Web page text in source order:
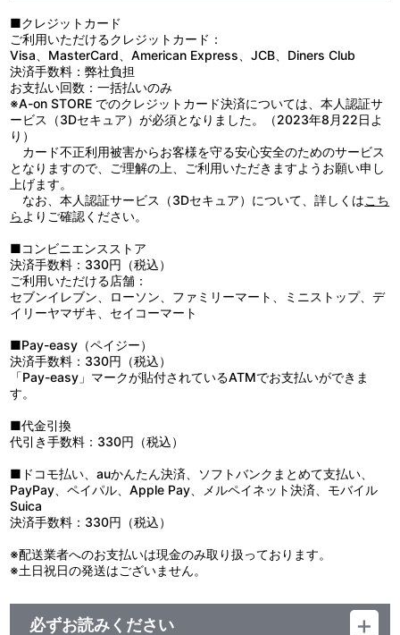
＜収録曲＞
1：心の勇気
2：ＳＰＩＮＮＩＮＧ ＴＨＥ ＷＯＲＬＤ
3：心の勇気 （Ｏｆｆ Ｖｏｃａｌ）
4：ＳＰＩＮＮＩＮＧ ＴＨＥ ＷＯＲＬＤ （Ｏｆｆ Ｖｏｃａ
ｌ）
5：心の勇気 （ＤＮＡ ＰＲＯＤＵＣＴＩＯＮ ＲＭＸ）
6：心の勇気 （ＴＶ サイズ）
7：心の勇気 （ＴＶ サイズ Ｏｆｆ Ｖｏｃａｌ）
■クレジットカード
ご利用いただけるクレジットカード：
Visa、MasterCard、American Express、JCB、Diners Club
決済手数料：弊社負担
お支払い回数：一括払いのみ
※A-on STORE でのクレジットカード決済については、本人認証サ
ービス（3Dセキュア）が必須となりました。（2023年8月22日よ
り）
カード不正利用被害からお客様を守る安心安全のためのサービス
となりますので、ご理解の上、ご利用いただきますようお願い申し
上げます。
なお、本人認証サービス（3Dセキュア）について、詳しくはこち
らよりご確認ください。
■コンビニエンスストア
決済手数料：330円（税込）
ご利用いただける店舗：
セブンイレブン、ローソン、ファミリーマート、ミニストップ、デ
イリーヤマザキ、セイコーマート
■Pay-easy（ペイジー）
決済手数料：330円（税込）
「Pay-easy」マークが貼付されているATMでお支払いができま
す。
■代金引換
代引き手数料：330円（税込）
■ドコモ払い、auかんたん決済、ソフトバンクまとめて支払い、
PayPay、ペイパル、Apple Pay、メルペイネット決済、モバイル
Suica
決済手数料：330円（税込）
※配送業者へのお支払いは現金のみ取り扱っております。
※土日祝日の発送はございません。
必ずお読みください